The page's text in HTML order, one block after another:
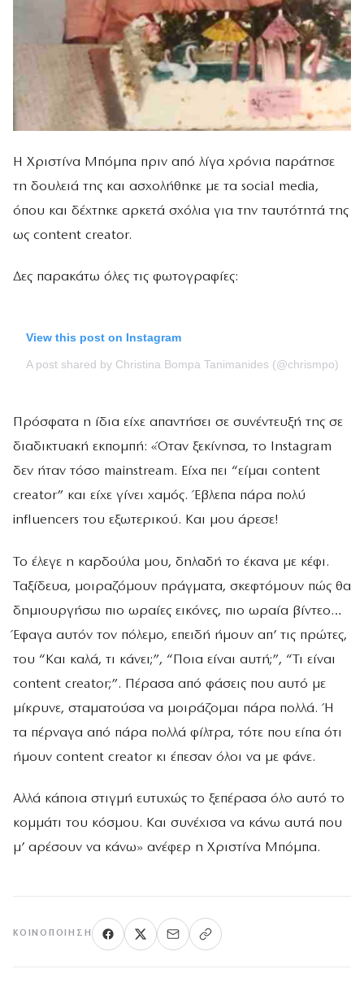
Η Χριστίνα Μπόμπα πριν από λίγα χρόνια παράτησε
τη δουλειά της και ασχολήθηκε με τα social media,
όπου και δέχτηκε αρκετά σχόλια για την ταυτότητά της
ως content creator.
Δες παρακάτω όλες τις φωτογραφίες:
View this post on Instagram
A post shared by Christina Bompa Tanimanides (@chrismpo)
Πρόσφατα η ίδια είχε απαντήσει σε συνέντευξή της σε
διαδικτυακή εκπομπή: «Όταν ξεκίνησα, το Instagram
δεν ήταν τόσο mainstream. Είχα πει “είμαι content
creator” και είχε γίνει χαμός. Έβλεπα πάρα πολύ
influencers του εξωτερικού. Και μου άρεσε!
Το έλεγε η καρδούλα μου, δηλαδή το έκανα με κέφι.
Ταξίδευα, μοιραζόμουν πράγματα, σκεφτόμουν πώς θα
δημιουργήσω πιο ωραίες εικόνες, πιο ωραία βίντεο…
Έφαγα αυτόν τον πόλεμο, επειδή ήμουν απ’ τις πρώτες,
του “Και καλά, τι κάνει;”, “Ποια είναι αυτή;”, “Τι είναι
content creator;”. Πέρασα από φάσεις που αυτό με
μίκρυνε, σταματούσα να μοιράζομαι πάρα πολλά. Ή
τα πέρναγα από πάρα πολλά φίλτρα, τότε που είπα ότι
ήμουν content creator κι έπεσαν όλοι να με φάνε.
Αλλά κάποια στιγμή ευτυχώς το ξεπέρασα όλο αυτό το
κομμάτι του κόσμου. Και συνέχισα να κάνω αυτά που
μ’ αρέσουν να κάνω» ανέφερ η Χριστίνα Μπόμπα.
ΚΟΙΝΟΠΟΊΗΣΗ